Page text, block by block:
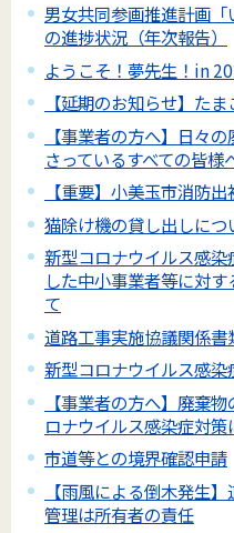
男女共同参画推進計画「
の進捗状況（年次報告）
ようこそ！夢先生！in
【延期のお知らせ】た
【事業者の方へ】日々
さっているすべての皆様
【重要】小美玉市消防
猫除け機の貸し出しにつ
新型コロナウイルス感
した中小事業者等に対
て
道路工事実施協議関係書
新型コロナウイルス感
【事業者の方へ】廃棄
ロナウイルス感染症対策
市道等との境界確認申請
【雨風による倒木発生
管理は所有者の責任